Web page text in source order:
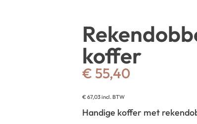
koffer
€ 55,40
€67,03incl. BTW
Handige koffer met